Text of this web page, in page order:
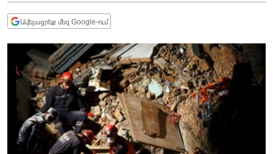
ՏՆՏԵՍՈՒԹՅՈՒՆ
ՊԱՏԵՐԱԶՄԻ 6 ՇԱԲԱԹՆԵՐԸ
ՏԱՐԱԾԱՇՐՋԱՆ
ՄԻՋԱԶԳԱՅԻՆ
ՄՇԱԿՈՒՅԹ
ՍՊՈՐՏ
Ավելացրեք մեզ Google-ում